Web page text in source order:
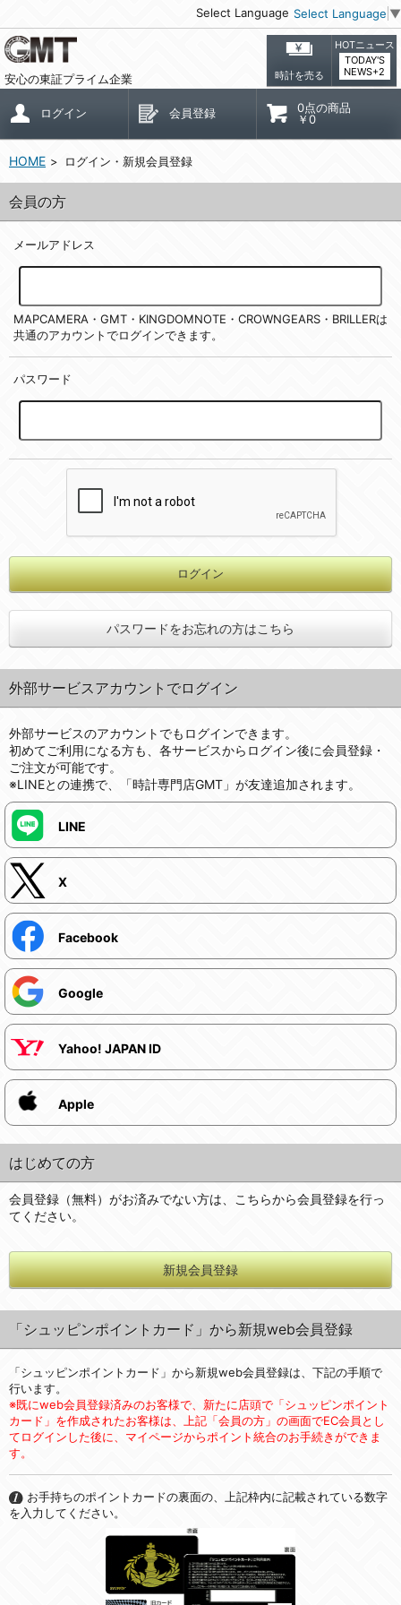
Select Language Select Language ▼
安心の東証プライム企業 時計を売る
HOTニュース
TODAY'S
NEWS+2
ログイン 会員登録
0点の商品
￥0
HOME ログイン・新規会員登録
会員の方
メールアドレス
MAPCAMERA・GMT・KINGDOMNOTE・CROWNGEARS・BRILLERは
共通のアカウントでログインできます。
パスワード
パスワードをお忘れの方はこちら
外部サービスアカウントでログイン
外部サービスのアカウントでもログインできます。
初めてご利用になる方も、各サービスからログイン後に会員登録・
ご注文が可能です。
※LINEとの連携で、「時計専門店GMT」が友達追加されます。
LINE
X
Facebook
Google
Yahoo! JAPAN ID
Apple
はじめての方
会員登録（無料）がお済みでない方は、こちらから会員登録を行っ
てください。
新規会員登録
「シュッピンポイントカード」から新規web会員登録
「シュッピンポイントカード」から新規web会員登録は、下記の手順で
行います。
※既にweb会員登録済みのお客様で、新たに店頭で「シュッピンポイント
カード」を作成されたお客様は、上記「会員の方」の画面でEC会員とし
てログインした後に、マイページからポイント統合のお手続きができま
す。
お手持ちのポイントカードの裏面の、上記枠内に記載されている数字
を入力してください。